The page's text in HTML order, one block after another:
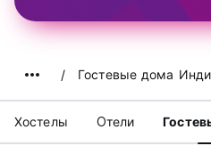
Гостевые дома
Хостелы Oтели